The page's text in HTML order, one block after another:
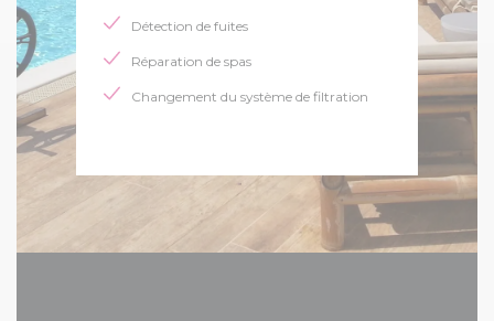
Détection de fuites
Réparation de spas
Changement du système de filtration